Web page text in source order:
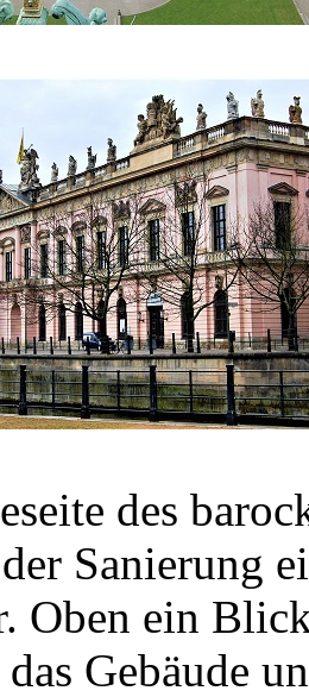
des
Sanierung
Oben ein
Gebäude